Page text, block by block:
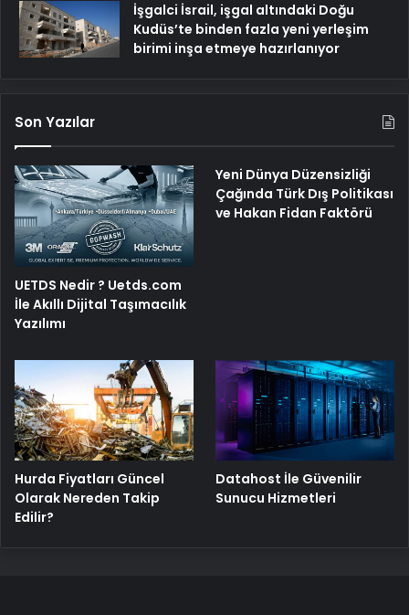
İşgalci İsrail, işgal altındaki Doğu
Kudüs’te binden fazla yeni yerleşim
birimi inşa etmeye hazırlanıyor
Son Yazılar
UETDS Nedir ? Uetds.com
İle Akıllı Dijital Taşımacılık
Yazılımı
Yeni Dünya Düzensizliği
Çağında Türk Dış Politikası
ve Hakan Fidan Faktörü
Hurda Fiyatları Güncel
Olarak Nereden Takip
Edilir?
Datahost İle Güvenilir
Sunucu Hizmetleri